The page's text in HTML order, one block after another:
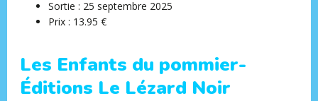
Sortie : 25 septembre 2025
Prix : 13.95 €
Les Enfants du pommier-
Éditions Le Lézard Noir